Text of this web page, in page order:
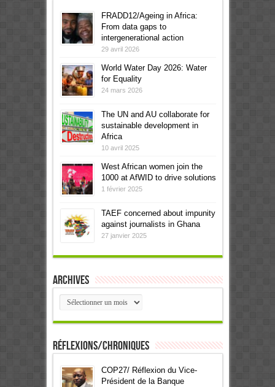
FRADD12/Ageing in Africa:
From data gaps to
intergenerational action
29 avril 2026
World Water Day 2026: Water
for Equality
24 mars 2026
The UN and AU collaborate for
sustainable development in
Africa
10 avril 2025
West African women join the
1000 at AfWID to drive solutions
1 février 2025
TAEF concerned about impunity
against journalists in Ghana
27 janvier 2025
Archives
Archives
Réflexions/Chroniques
COP27/ Réflexion du Vice-
Président de la Banque